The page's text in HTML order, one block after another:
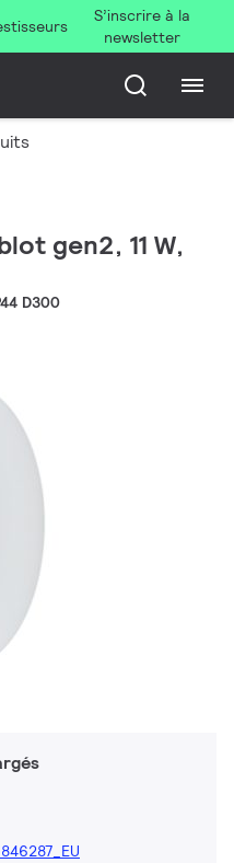
S’inscrire à la
newsletter
gen2, 11 W,
D300